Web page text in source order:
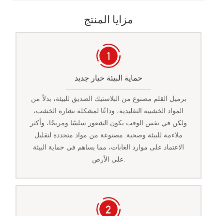
مزايا المنتج
حماية البيئة خيار جديد
برميل القلم مصنوع من البلاستيك الصديق للبيئة، بدلاً من
المواد الخشبية التقليدية، وداعًا لمشكلة نشارة الخشب،
ولكن في نفس الوقت يكون الشعور سلسًا ومريحًا، وأكثر
ملاءمة للبيئة وصحية. مصنوعة من مواد متجددة لتقليل
الاعتماد على موارد الغابات، مما يساهم في حماية البيئة
على الأرض.